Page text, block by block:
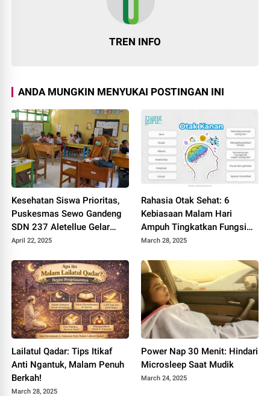
TREN INFO
ANDA MUNGKIN MENYUKAI POSTINGAN INI
Kesehatan Siswa Prioritas,
Puskesmas Sewo Gandeng
SDN 237 Aletellue Gelar
Pemeriksaan dan Skrining
April 22, 2025
Rahasia Otak Sehat: 6
Kebiasaan Malam Hari
Ampuh Tingkatkan Fungsi
Kognitif!
March 28, 2025
Lailatul Qadar: Tips Itikaf
Anti Ngantuk, Malam Penuh
Berkah!
March 28, 2025
Power Nap 30 Menit: Hindari
Microsleep Saat Mudik
March 24, 2025